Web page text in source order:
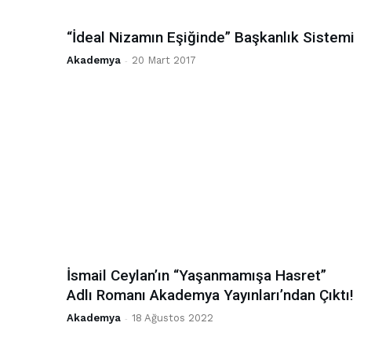
“İdeal Nizamın Eşiğinde” Başkanlık Sistemi
Akademya - 20 Mart 2017
İsmail Ceylan’ın “Yaşanmamışa Hasret”
Adlı Romanı Akademya Yayınları’ndan Çıktı!
Akademya - 18 Ağustos 2022